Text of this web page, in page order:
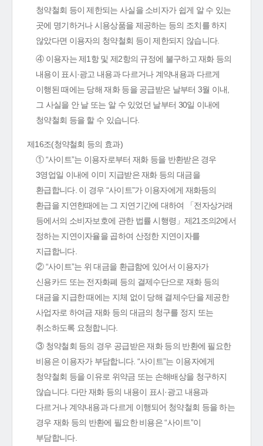
청약철회 등이 제한되는 사실을 소비자가 쉽게 알 수 있는
곳에 명기하거나 시용상품을 제공하는 등의 조치를 하지
않았다면 이용자의 청약철회 등이 제한되지 않습니다.
④ 이용자는 제1항 및 제2항의 규정에 불구하고 재화 등의
내용이 표시·광고 내용과 다르거나 계약내용과 다르게
이행된 때에는 당해 재화 등을 공급받은 날부터 3월 이내,
그 사실을 안 날 또는 알 수 있었던 날부터 30일 이내에
청약철회 등을 할 수 있습니다.
제16조(청약철회 등의 효과)
① “사이트”는 이용자로부터 재화 등을 반환받은 경우
3영업일 이내에 이미 지급받은 재화 등의 대금을
환급합니다. 이 경우 “사이트”가 이용자에게 재화등의
환급을 지연한때에는 그 지연기간에 대하여 「전자상거래
등에서의 소비자보호에 관한 법률 시행령」제21조의2에서
정하는 지연이자율을 곱하여 산정한 지연이자를
지급합니다.
② “사이트”는 위 대금을 환급함에 있어서 이용자가
신용카드 또는 전자화폐 등의 결제수단으로 재화 등의
대금을 지급한 때에는 지체 없이 당해 결제수단을 제공한
사업자로 하여금 재화 등의 대금의 청구를 정지 또는
취소하도록 요청합니다.
③ 청약철회 등의 경우 공급받은 재화 등의 반환에 필요한
비용은 이용자가 부담합니다. “사이트”는 이용자에게
청약철회 등을 이유로 위약금 또는 손해배상을 청구하지
않습니다. 다만 재화 등의 내용이 표시·광고 내용과
다르거나 계약내용과 다르게 이행되어 청약철회 등을 하는
경우 재화 등의 반환에 필요한 비용은 “사이트”이
부담합니다.